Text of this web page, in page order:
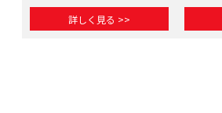
詳しく見る >>